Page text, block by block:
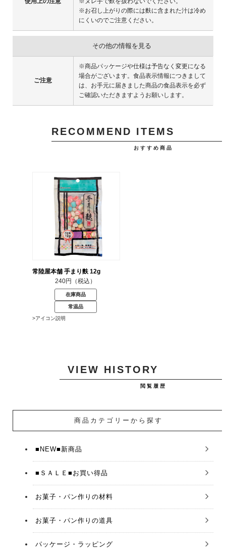
※お召し上がりの際には麩に含まれた汁は冷め
にくいのでご注意ください。
その他の情報を見る
ご注意
※商品パッケージや仕様は予告なく変更になる
場合がございます。食品表示情報につきまして
は、お手元に届きました商品の食品表示を必ず
ご確認いただきますようお願いします。
RECOMMEND ITEMS
おすすめ商品
常陸屋本舗 手まり麩 12g
240円（税込）
在庫商品
常温品
>アイコン説明
VIEW HISTORY
閲覧履歴
商品カテゴリーから探す
■NEW■新商品
■ＳＡＬＥ■お買い得品
お菓子・パン作りの材料
お菓子・パン作りの道具
パッケージ・ラッピング